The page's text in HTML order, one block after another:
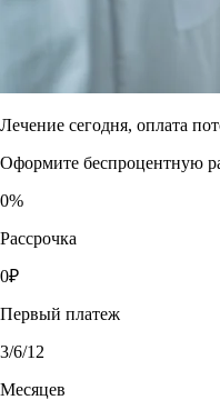
Лечение сегодня, оплата
Оформите беспроцентную
0%
Рассрочка
0₽
Первый платеж
3/6/12
Месяцев